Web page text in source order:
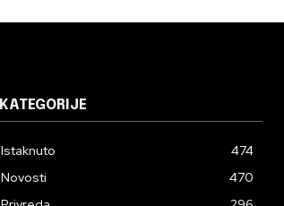
KATEGORIJE
Istaknuto
474
Novosti
470